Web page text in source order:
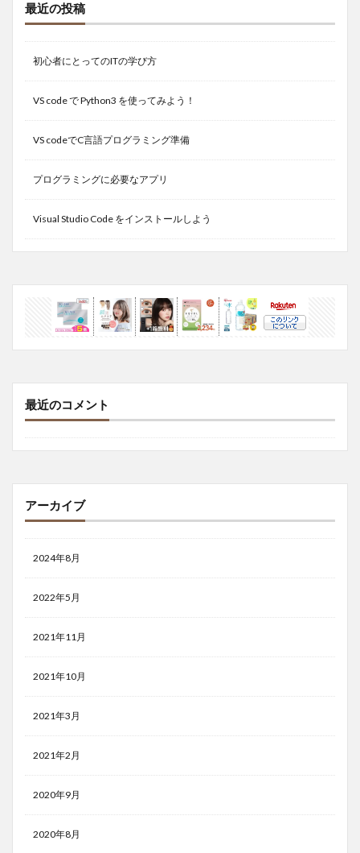
最近の投稿
初心者にとってのITの学び方
VS code で Python3 を使ってみよう！
VS codeでC言語プログラミング準備
プログラミングに必要なアプリ
Visual Studio Code をインストールしよう
最近のコメント
アーカイブ
2024年8月
2022年5月
2021年11月
2021年10月
2021年3月
2021年2月
2020年9月
2020年8月